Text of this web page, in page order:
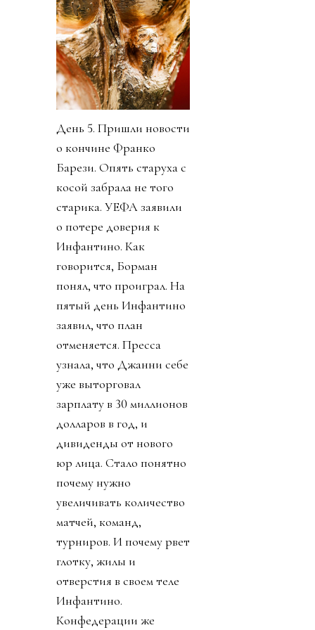
День 5. Пришли новости
о кончине Франко
Барези. Опять старуха с
косой забрала не того
старика. УЕФА заявили
о потере доверия к
Инфантино. Как
говорится, Борман
понял, что проиграл. На
пятый день Инфантино
заявил, что план
отменяется. Пресса
узнала, что Джанни себе
уже выторговал
зарплату в 30 миллионов
долларов в год, и
дивиденды от нового
юр лица. Стало понятно
почему нужно
увеличивать количество
матчей, команд,
турниров. И почему рвет
глотку, жилы и
отверстия в своем теле
Инфантино.
Конфедерации же